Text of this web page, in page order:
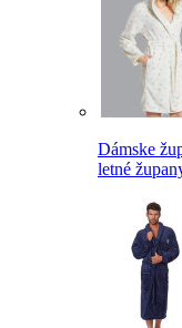
Dámske
letné